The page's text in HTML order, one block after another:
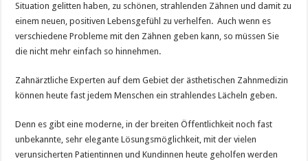
Situation gelitten haben, zu schönen, strahlenden Zähnen und damit zu
einem neuen, positiven Lebensgefühl zu verhelfen. Auch wenn es
verschiedene Probleme mit den Zähnen geben kann, so müssen Sie
die nicht mehr einfach so hinnehmen.
Zahnärztliche Experten auf dem Gebiet der ästhetischen Zahnmedizin
können heute fast jedem Menschen ein strahlendes Lächeln geben.
Denn es gibt eine moderne, in der breiten Öffentlichkeit noch fast
unbekannte, sehr elegante Lösungsmöglichkeit, mit der vielen
verunsicherten Patientinnen und Kundinnen heute geholfen werden